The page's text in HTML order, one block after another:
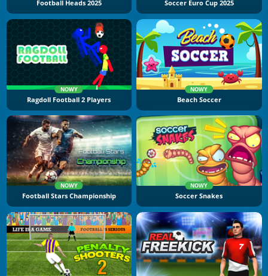
Football Heads 2025 Soccer Euro Cup 2025
NOWY
Ragdoll Football 2 Players
NOWY
Beach Soccer
NOWY
Football Stars Championship
NOWY
Soccer Snakes